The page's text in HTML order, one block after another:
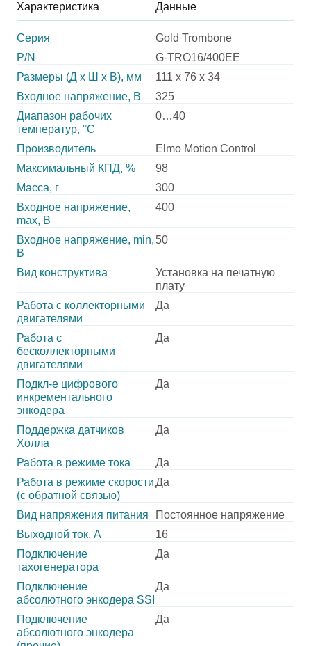
Характеристика Данные
Серия
Gold Trombone
P/N
G-TRO16/400EE
Размеры (Д х Ш х В), мм
111 x 76 x 34
Входное напряжение, В
325
Диапазон рабочих
температур, °С
0…40
Производитель
Elmo Motion Control
Максимальный КПД, %
98
Масса, г
300
Входное напряжение,
max, В
400
Входное напряжение, min,
В
50
Вид конструктива
Установка на печатную
плату
Работа с коллекторными
двигателями
Да
Работа с
бесколлекторными
двигателями
Да
Подкл-е цифрового
инкрементального
энкодера
Да
Поддержка датчиков
Холла
Да
Работа в режиме тока
Да
Работа в режиме скорости
(с обратной связью)
Да
Вид напряжения питания
Постоянное напряжение
Выходной ток, А
16
Подключение
тахогенератора
Да
Подключение
абсолютного энкодера SSI
Да
Подключение
абсолютного энкодера
Да